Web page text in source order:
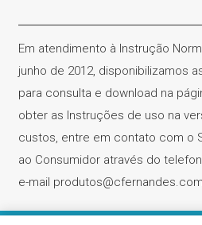
Em atendimento à Instrução
junho de 2012, disponibilizamos
para consulta e download na
obter as Instruções de uso na
custos, entre em contato com o
ao Consumidor através do
e-mail